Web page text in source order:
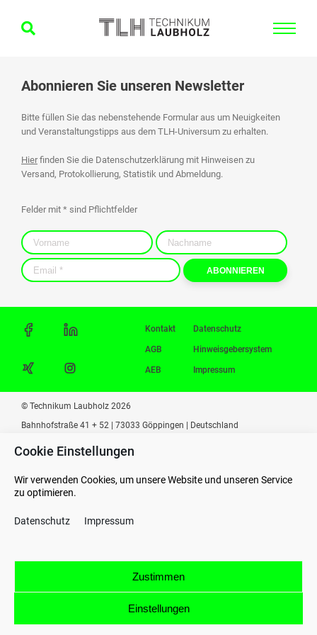
Cookie Einstellungen
Wir verwenden Cookies, um unsere Website und unseren Service
zu optimieren.
Datenschutz Impressum
Zustimmen
Einstellungen
Abonnieren Sie unseren Newsletter
Bitte füllen Sie das nebenstehende Formular aus um Neuigkeiten
und Veranstaltungstipps aus dem TLH-Universum zu erhalten.
Hierfinden Sie die Datenschutzerklärung mit Hinweisen zu
Versand, Protokollierung, Statistik und Abmeldung.
Felder mit * sind Pflichtfelder
Kontakt
AGB
AEB
Datenschutz
Hinweisgebersystem
Impressum
© Technikum Laubholz 2026
Bahnhofstraße 41 + 52 | 73033 Göppingen | Deutschland